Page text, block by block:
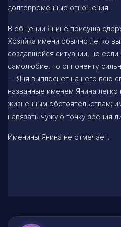
долговременные отношения.
В общении Янине присуща
Хозяйка имени обычно легко
создавшейся ситуации, но если
самолюбие, то оппоненту
— Яня выплеснет на него всю
названные именем Янина
жизненным обстоятельствам;
навязать чужую точку зрения
Именины Янина не отмечает.